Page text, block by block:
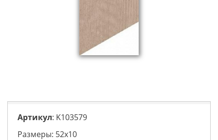
Артикул: K103579
Размеры: 52х10